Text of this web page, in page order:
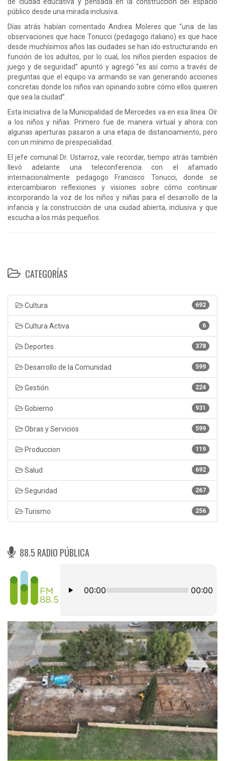
público desde una mirada inclusiva.
Días atrás habían comentado Andrea Moleres que “una de las
observaciones que hace Tonucci (pedagogo italiano) es que hace
desde muchísimos años las ciudades se han ido estructurando en
función de los adultos, por lo cual, los niños pierden espacios de
juego y de seguridad” apuntó y agregó “es así como a través de
preguntas que el equipo va armando se van generando acciones
concretas donde los niños van opinando sobre cómo ellos quieren
que sea la ciudad”.
Esta iniciativa de la Municipalidad de Mercedes va en esa línea. Oír
a los niños y niñas. Primero fue de manera virtual y ahora con
algunas aperturas pasaron a una etapa de distanciamiento, pero
con un mínimo de prespecialidad.
El jefe comunal Dr. Ustarroz, vale recordar, tiempo atrás también
llevó adelante una teleconferencia con el afamado
internacionalmente pedagogo Francisco Tonucci, donde se
intercambiaron reflexiones y visiones sobre cómo continuar
incorporando la voz de los niños y niñas para el desarrollo de la
infancia y la construcción de una ciudad abierta, inclusiva y que
escucha a los más pequeños.
CATEGORÍAS
692
Cultura
6
Cultura Activa
378
Deportes
599
Desarrollo de la Comunidad
224
Gestión
931
Gobierno
599
Obras y Servicios
119
Produccion
692
Salud
267
Seguridad
256
Turismo
88.5 RADIO PÚBLICA